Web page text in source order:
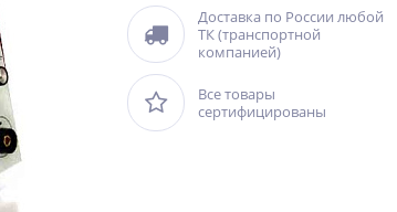
Доставка по России любой
ТК (транспортной
компанией)
Все товары
сертифицированы